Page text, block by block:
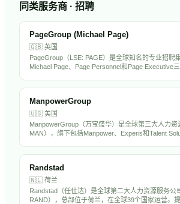
同类服务商 · 招聘
PageGroup (Michael Page)
🇬🇧 英国
PageGroup（LSE: PAGE）是全球知名的专业招聘
Michael Page、Page Personnel和Page Executive
ManpowerGroup
🇺🇸 美国
ManpowerGroup（万宝盛华）是全球第三大人力资
MAN），旗下包括Manpower、Experis和Talent
Randstad
🇳🇱 荷兰
Randstad（任仕达）是全球第二大人力资源服务公
RAND），总部位于荷兰，在全球39个国家运营。